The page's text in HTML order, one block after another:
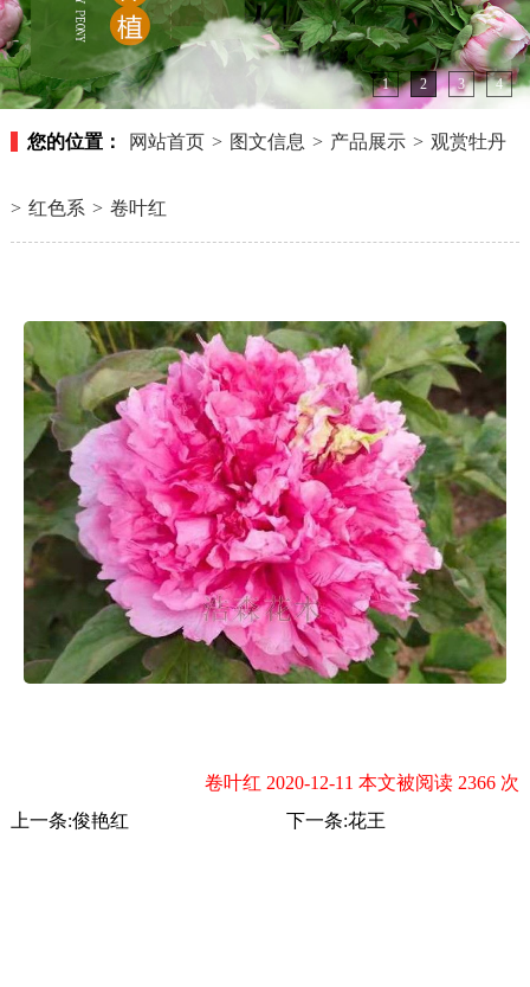
1 2 3 4
您的位置： 网站首页 > 图文信息 > 产品展示 > 观赏牡丹
> 红色系 > 卷叶红
卷叶红 2020-12-11 本文被阅读 2366 次
上一条:俊艳红 下一条:花王